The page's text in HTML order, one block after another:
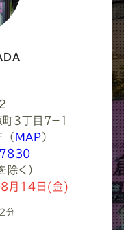
だ
３丁目７−１
（ MAP ）
く）
8月14日(金)
分